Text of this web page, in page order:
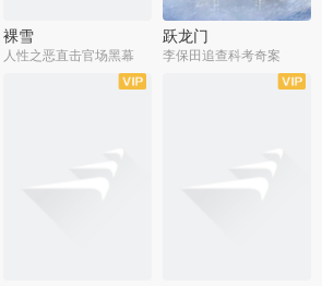
裸雪
人性之恶直击官场黑幕
跃龙门
李保田追查科考奇案